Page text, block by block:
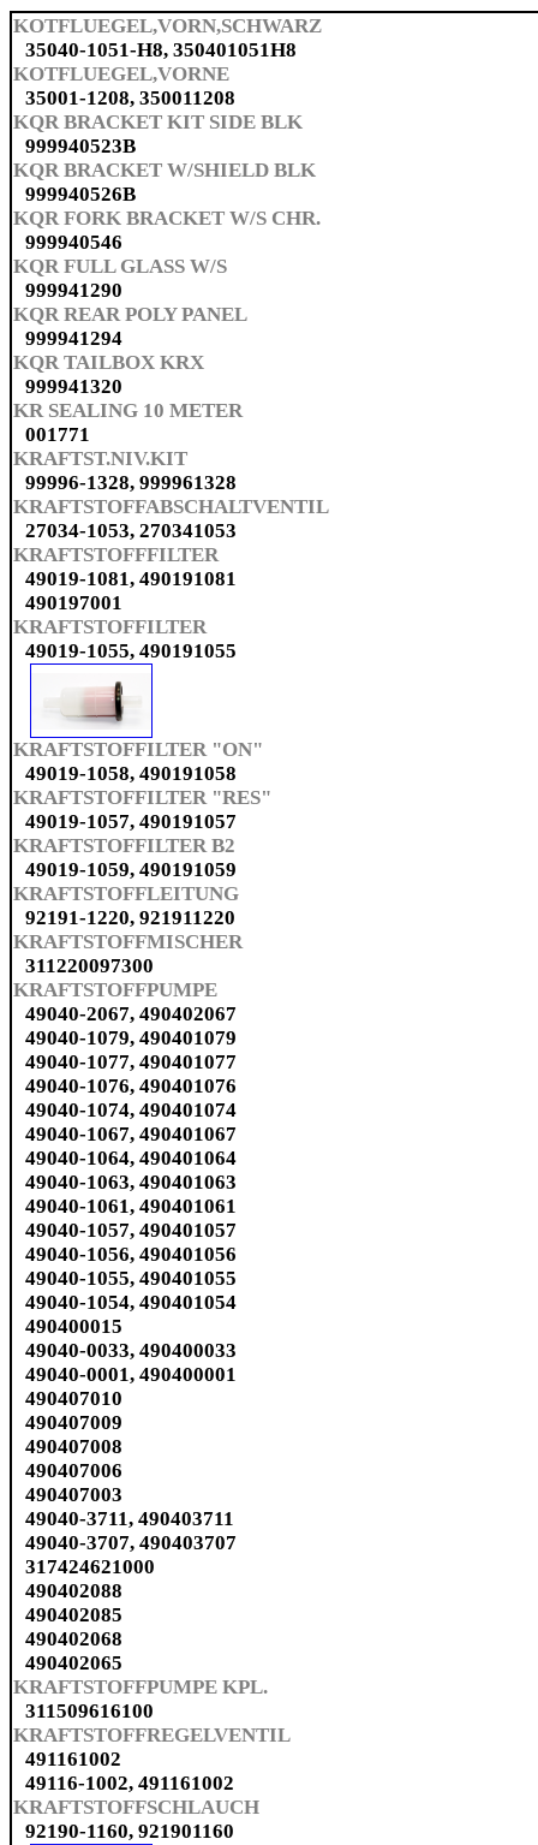
KOTFLUEGEL,VORN,SCHWARZ
35040-1051-H8, 350401051H8
KOTFLUEGEL,VORNE
35001-1208, 350011208
KQR BRACKET KIT SIDE BLK
999940523B
KQR BRACKET W/SHIELD BLK
999940526B
KQR FORK BRACKET W/S CHR.
999940546
KQR FULL GLASS W/S
999941290
KQR REAR POLY PANEL
999941294
KQR TAILBOX KRX
999941320
KR SEALING 10 METER
001771
KRAFTST.NIV.KIT
99996-1328, 999961328
KRAFTSTOFFABSCHALTVENTIL
27034-1053, 270341053
KRAFTSTOFFFILTER
49019-1081, 490191081
490197001
KRAFTSTOFFILTER
49019-1055, 490191055
KRAFTSTOFFILTER "ON"
49019-1058, 490191058
KRAFTSTOFFILTER "RES"
49019-1057, 490191057
KRAFTSTOFFILTER B2
49019-1059, 490191059
KRAFTSTOFFLEITUNG
92191-1220, 921911220
KRAFTSTOFFMISCHER
311220097300
KRAFTSTOFFPUMPE
49040-2067, 490402067
49040-1079, 490401079
49040-1077, 490401077
49040-1076, 490401076
49040-1074, 490401074
49040-1067, 490401067
49040-1064, 490401064
49040-1063, 490401063
49040-1061, 490401061
49040-1057, 490401057
49040-1056, 490401056
49040-1055, 490401055
49040-1054, 490401054
490400015
49040-0033, 490400033
49040-0001, 490400001
490407010
490407009
490407008
490407006
490407003
49040-3711, 490403711
49040-3707, 490403707
317424621000
490402088
490402085
490402068
490402065
KRAFTSTOFFPUMPE KPL.
311509616100
KRAFTSTOFFREGELVENTIL
491161002
49116-1002, 491161002
KRAFTSTOFFSCHLAUCH
92190-1160, 921901160